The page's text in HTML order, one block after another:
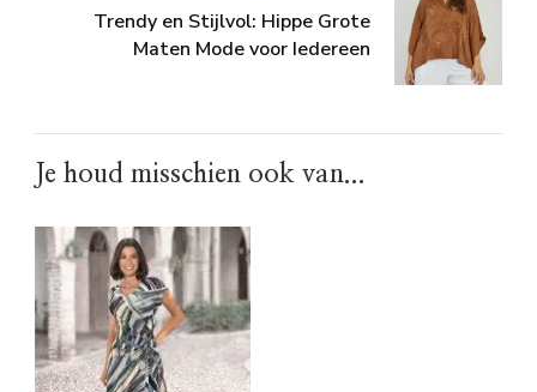
Trendy en Stijlvol: Hippe Grote
Maten Mode voor Iedereen
Je houd misschien ook van...